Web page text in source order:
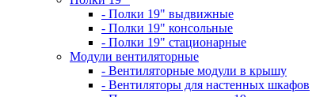
- Полки 19" выдвижные
- Полки 19" консольные
- Полки 19" стационарные
Модули вентиляторные
- Вентиляторные модули в крышу
- Вентиляторы для настенных шкафов